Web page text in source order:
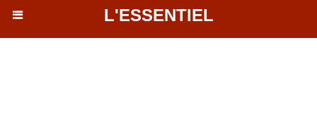
L'ESSENTIEL